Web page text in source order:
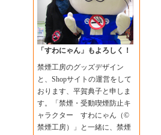
「すわにゃん」もよろしく！
禁煙工房のグッズデザイン
と、Shopサイトの運営をして
おります、平賀典子と申しま
す。「禁煙・受動喫煙防止キ
ャラクター すわにゃん（©
禁煙工房）」と一緒に、禁煙